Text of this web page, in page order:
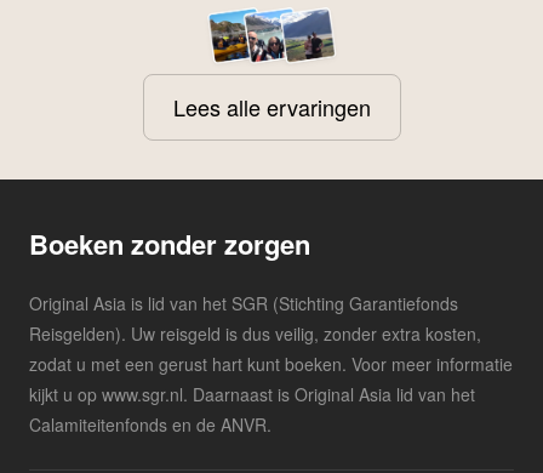
Lees alle ervaringen
Boeken zonder zorgen
Original Asia is lid van het SGR (Stichting Garantiefonds
Reisgelden). Uw reisgeld is dus veilig, zonder extra kosten,
zodat u met een gerust hart kunt boeken. Voor meer informatie
kijkt u op www.sgr.nl. Daarnaast is Original Asia lid van het
Calamiteitenfonds en de ANVR.